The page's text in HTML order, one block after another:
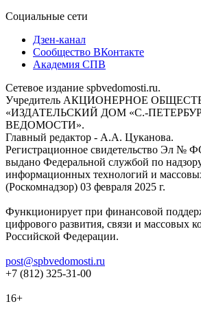
Социальные сети
Дзен-канал
Сообщество ВКонтакте
Академия СПВ
Сетевое издание spbvedomosti.ru.
Учредитель АКЦИОНЕРНОЕ
«ИЗДАТЕЛЬСКИЙ ДОМ «С.-
ВЕДОМОСТИ».
Главный редактор - А.А. Цуканова.
Регистрационное свидетельство Эл №
выдано Федеральной службой по
информационных технологий и
(Роскомнадзор) 03 февраля 2025 г.
Функционирует при финансовой
цифрового развития, связи и массовых
Российской Федерации.
post@spbvedomosti.ru
+7 (812) 325-31-00
16+